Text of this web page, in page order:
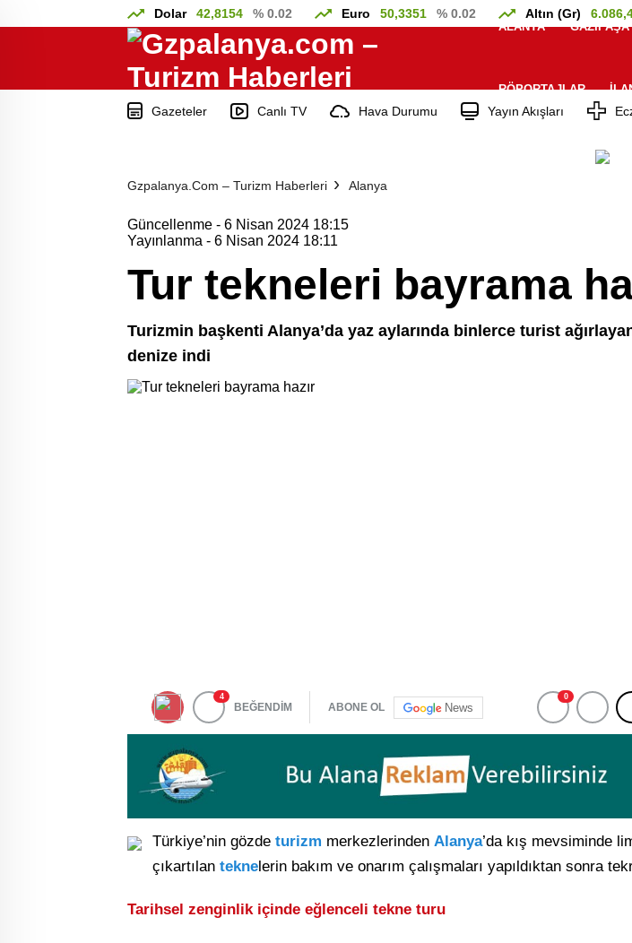
Dolar 42,8154 % 0.02 Euro 50,3351 % 0.02 Altın (Gr)
ALANYA GAZIPAŞA
RÖPORTAJLAR
Gazeteler Canlı TV Hava Durumu Yayın Akışları
Gzpalanya.com – Turizm Haberleri Alanya
Güncellenme - 6 Nisan 2024 18:15
Yayınlanma - 6 Nisan 2024 18:11
Tur tekneleri bayrama
Turizmin başkenti Alanya’da yaz aylarında binlerce turist
denize indi
4
BEĞENDİM ABONE OL News
0
Türkiye’nin gözde turizm merkezlerinden Alanya’da kış mevsiminde
çıkartılan tekne lerin bakım ve onarım çalışmaları yapıldıktan sonra
Tarihsel zenginlik içinde eğlenceli tekne turu